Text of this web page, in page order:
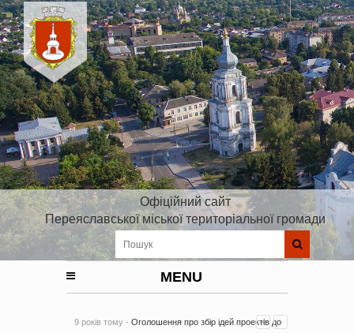
Офіційний сайт
Переяславської міської територіальної громади
MENU
9 років тому - Оголошення про збір ідей проектів до